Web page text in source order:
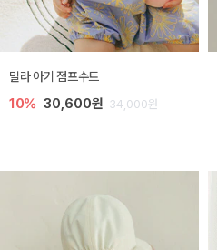
밀라 아기 점프수트
10% 30,600원 34,000원